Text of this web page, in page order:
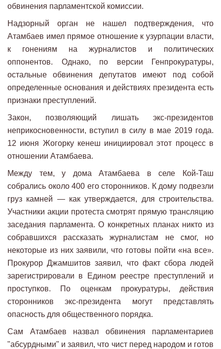
обвинения парламентской комиссии.
Надзорный орган не нашел подтверждения, что
Атамбаев имел прямое отношение к узурпации власти,
к гонениям на журналистов и политических
оппонентов. Однако, по версии Генпрокуратуры,
остальные обвинения депутатов имеют под собой
определенные основания и действиях президента есть
признаки преступлений.
Закон, позволяющий лишать экс-президентов
неприкосновенности, вступил в силу в мае 2019 года.
12 июня Жогорку кенеш инициировал этот процесс в
отношении Атамбаева.
Между тем, у дома Атамбаева в селе Кой-Таш
собрались около 400 его сторонников. К дому подвезли
груз камней — как утверждается, для строительства.
Участники акции протеста смотрят прямую трансляцию
заседания парламента. О конкретных планах никто из
собравшихся рассказать журналистам не смог, но
некоторые из них заявили, что готовы пойти «на все».
Прокурор Джамшитов заявил, что факт сбора людей
зарегистрировали в Едином реестре преступлений и
проступков. По оценкам прокуратуры, действия
сторонников экс-президента могут представлять
опасность для общественного порядка.
Сам Атамбаев назвал обвинения парламентариев
"абсурдными" и заявил, что чист перед народом и готов